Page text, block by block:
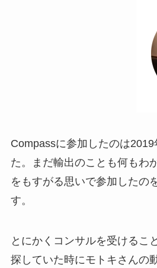
Compassに参加したのは
た。まだ輸出のことも何もわ
をもすがる思いで参加したの
す。
とにかくコンサルを受けるこ
探していた時にモトキさんの